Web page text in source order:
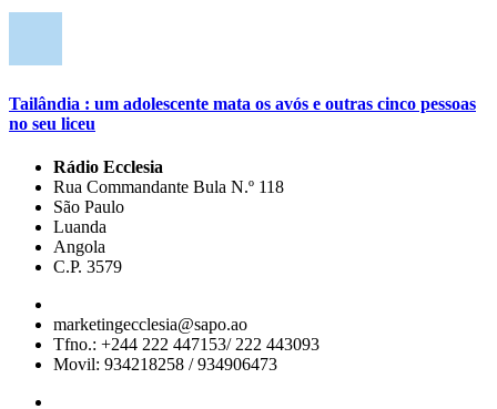
Tailândia : um adolescente mata os avós e outras cinco pessoas
no seu liceu
Rádio Ecclesia
Rua Commandante Bula N.º 118
São Paulo
Luanda
Angola
C.P. 3579
marketingecclesia@sapo.ao
Tfno.: +244 222 447153/ 222 443093
Movil: 934218258 / 934906473